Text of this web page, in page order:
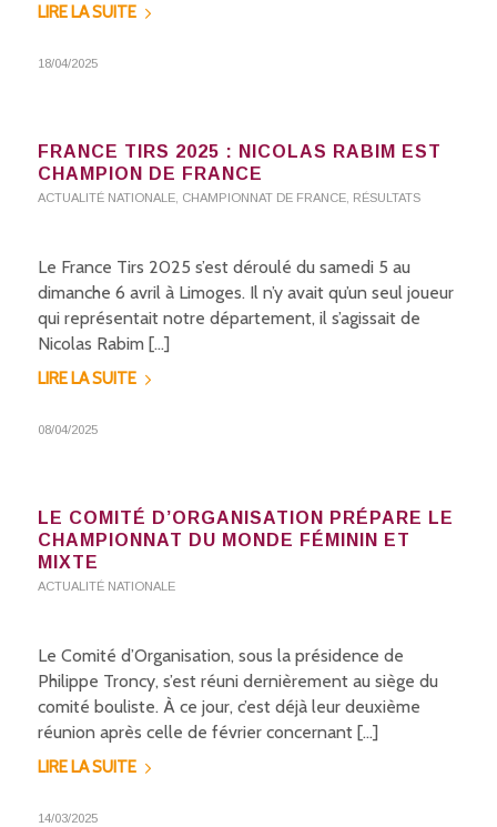
LIRE LA SUITE
18/04/2025
FRANCE TIRS 2025 : NICOLAS RABIM EST
CHAMPION DE FRANCE
ACTUALITÉ NATIONALE, CHAMPIONNAT DE FRANCE, RÉSULTATS
Le France Tirs 2025 s’est déroulé du samedi 5 au
dimanche 6 avril à Limoges. Il n’y avait qu’un seul joueur
qui représentait notre département, il s’agissait de
Nicolas Rabim […]
LIRE LA SUITE
08/04/2025
LE COMITÉ D’ORGANISATION PRÉPARE LE
CHAMPIONNAT DU MONDE FÉMININ ET
MIXTE
ACTUALITÉ NATIONALE
Le Comité d’Organisation, sous la présidence de
Philippe Troncy, s’est réuni dernièrement au siège du
comité bouliste. À ce jour, c’est déjà leur deuxième
réunion après celle de février concernant […]
LIRE LA SUITE
14/03/2025